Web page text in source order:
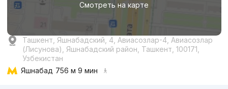
Смотреть на карте
Ташкент, Яшнабадский, 4, Авиасозлар-4, Авиасозлар
(Лисунова), Яшнабадский район, Ташкент, 100171,
Узбекистан
Яшнабад 756 м 9 мин